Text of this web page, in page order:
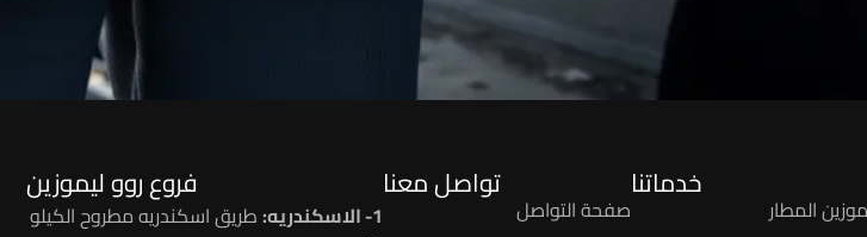
خدماتنا
المطار
تواصل معنا
صفحة التواصل
فروع روو ليموزين
1- الاسكندريه:
طريق اسكندريه مطروح الكيلو